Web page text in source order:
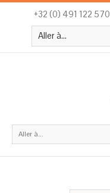
+32 (0) 491 122 570
Aller à...
Aller à...